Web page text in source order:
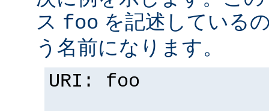
ス foo を記述している
う名前になります。
URI: foo